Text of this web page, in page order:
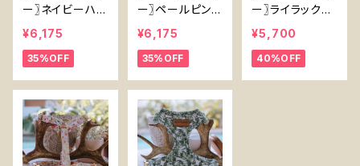
ー〗ネイビーハー
ネス【Vegan Le
ather Navy Ha
rness】
¥6,175
35%OFF
ー〗ペールピンク
ハーネス【Vega
n Leather Pale
Pink Harness】
¥6,175
35%OFF
ー〗ライラックパ
ープルハーネス
【Vegan Leath
er Lilac Harne
¥5,700
40%OFF